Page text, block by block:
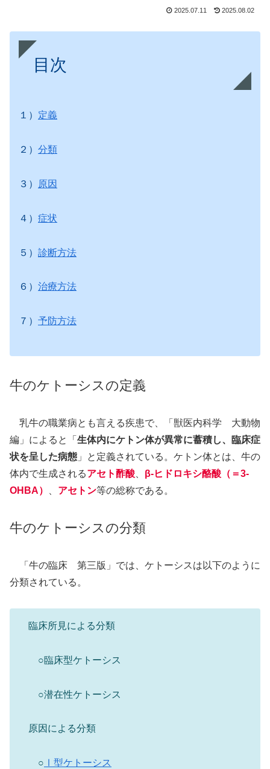
2025.07.11 2025.08.02
目次
１） 定義
２） 分類
３） 原因
４） 症状
５） 診断方法
６） 治療方法
７） 予防方法
牛のケトーシスの定義
乳牛の職業病とも言える疾患で、「獣医内科学 大動物
編」によると「 生体内にケトン体が異常に蓄積し、
臨床症
状を呈した病態 」と定義されている。ケトン体とは、牛の
体内で生成されるアセト酢酸 β-ヒドロキシ酪酸 （＝3-
OHBA）
アセトン等の総称である。
牛のケトーシスの分類
「牛の臨床 第三版」では、ケトーシスは以下のように
分類されている。
臨床所見による分類
○臨床型ケトーシス
○潜在性ケトーシス
原因による分類
○ Ⅰ型ケトーシス